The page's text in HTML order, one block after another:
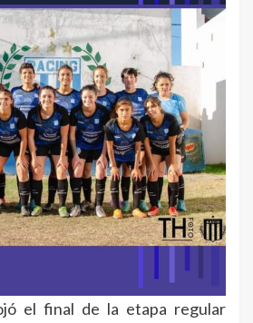
el final de la etapa regular